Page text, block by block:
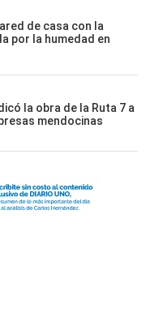
de casa con la
por la humedad en
la obra de la Ruta 7 a
mendocinas